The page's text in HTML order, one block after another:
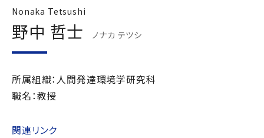
Nonaka Tetsushi
野中 哲士 ノナカ テツシ
所属組織：人間発達環境学研究科
職名：教授
関連リンク